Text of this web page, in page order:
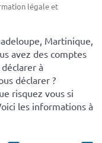
légale et
Martinique,
avez des comptes
à
déclarer ?
risquez vous si
les informations à